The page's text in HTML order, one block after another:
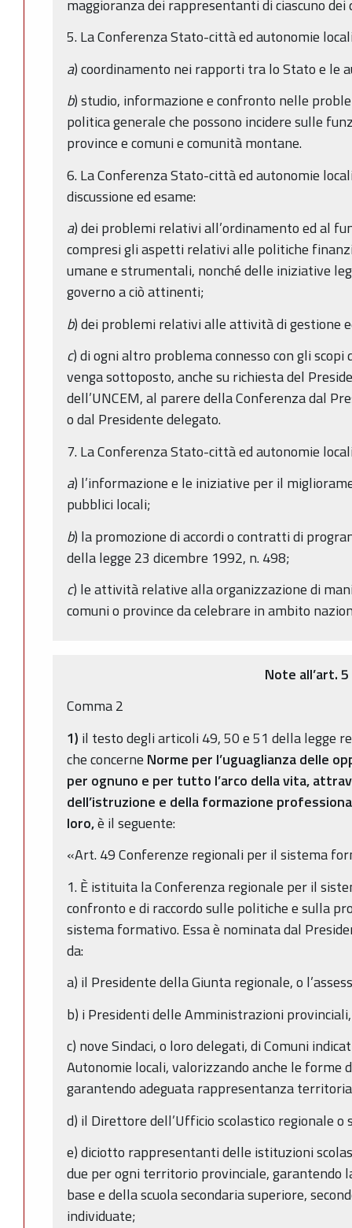
maggioranza dei rappresentanti di ciascuno dei
5. La Conferenza Stato-città ed autonomie
a) coordinamento nei rapporti tra lo Stato e le
b) studio, informazione e confronto nelle
politica generale che possono incidere sulle
province e comuni e comunità montane.
6. La Conferenza Stato-città ed autonomie
discussione ed esame:
a) dei problemi relativi all’ordinamento ed al
compresi gli aspetti relativi alle politiche
umane e strumentali, nonché delle iniziative
governo a ciò attinenti;
b) dei problemi relativi alle attività di gestione
c) di ogni altro problema connesso con gli scopi
venga sottoposto, anche su richiesta del
dell’UNCEM, al parere della Conferenza dal
o dal Presidente delegato.
7. La Conferenza Stato-città ed autonomie
a) l’informazione e le iniziative per il
pubblici locali;
b) la promozione di accordi o contratti di
della legge 23 dicembre 1992, n. 498;
c) le attività relative alla organizzazione di
comuni o province da celebrare in ambito
Note all’art. 5
Comma 2
1) il testo degli articoli 49, 50 e 51 della legge
che concerne Norme per l’uguaglianza delle
per ognuno e per tutto l’arco della vita,
dell’istruzione e della formazione
loro,è il seguente:
«Art. 49 Conferenze regionali per il sistema
1. È istituita la Conferenza regionale per il
confronto e di raccordo sulle politiche e sulla
sistema formativo. Essa è nominata dal
da:
a) il Presidente della Giunta regionale, o
b) i Presidenti delle Amministrazioni
c) nove Sindaci, o loro delegati, di Comuni
Autonomie locali, valorizzando anche le forme
garantendo adeguata rappresentanza
d) il Direttore dell’Ufficio scolastico regionale o
e) diciotto rappresentanti delle istituzioni
due per ogni territorio provinciale, garantendo
base e della scuola secondaria superiore,
individuate;